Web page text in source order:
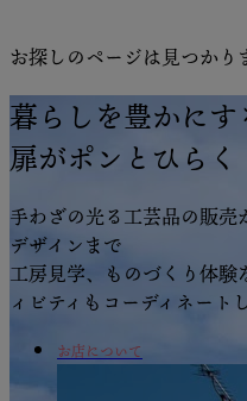
お探しのページは見つかり
暮らしを豊かに
扉がポンとひらく
手わざの光る工芸品の販売
デザインまで
工房見学、ものづくり体
ィビティもコーディネート
お店について